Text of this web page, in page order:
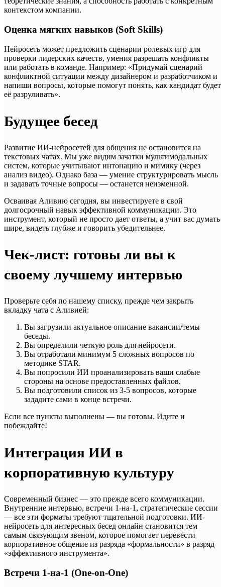
контекстом компании.
Оценка мягких навыков (Soft Skills)
Нейросеть может предложить сценарии ролевых игр для
проверки лидерских качеств, умения разрешать конфликты
или работать в команде. Например: «Придумай сценарий
конфликтной ситуации между дизайнером и разработчиком и
напиши вопросы, которые помогут понять, как кандидат будет
её разруливать».
Будущее бесед
Развитие ИИ-нейросетей для общения не остановится на
текстовых чатах. Мы уже видим зачатки мультимодальных
систем, которые учитывают интонацию и мимику (через
анализ видео). Однако база — умение структурировать мысль
и задавать точные вопросы — останется неизменной.
Осваивая Аливию сегодня, вы инвестируете в свой
долгосрочный навык эффективной коммуникации. Это
инструмент, который не просто дает ответы, а учит вас думать
шире, видеть глубже и говорить убедительнее.
Чек-лист: готовы ли вы к
своему лучшему интервью
Проверьте себя по нашему списку, прежде чем закрыть
вкладку чата с Аливией:
Вы загрузили актуальное описание вакансии/темы
беседы.
Вы определили четкую роль для нейросети.
Вы отработали минимум 5 сложных вопросов по
методике STAR.
Вы попросили ИИ проанализировать ваши слабые
стороны на основе предоставленных файлов.
Вы подготовили список из 3-5 вопросов, которые
зададите сами в конце встречи.
Если все пункты выполнены — вы готовы. Идите и
побеждайте!
Интеграция ИИ в
корпоративную культуру
Современный бизнес — это прежде всего коммуникации.
Внутренние интервью, встречи 1-на-1, стратегические сессии
— все эти форматы требуют тщательной подготовки. ИИ-
нейросеть для интересных бесед онлайн становится тем
самым связующим звеном, которое помогает перевести
корпоративное общение из разряда «формальности» в разряд
«эффективного инструмента».
Встречи 1-на-1 (One-on-One)